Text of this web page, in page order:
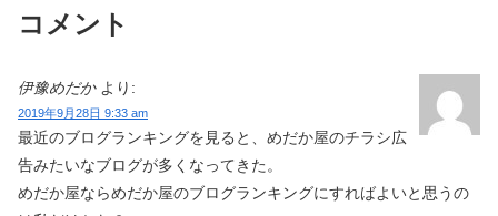
コメント
伊豫めだか より:
2019年9月28日 9:33 am
最近のブログランキングを見ると、めだか屋のチラシ広
告みたいなブログが多くなってきた。
めだか屋ならめだか屋のブログランキングにすればよいと思うの